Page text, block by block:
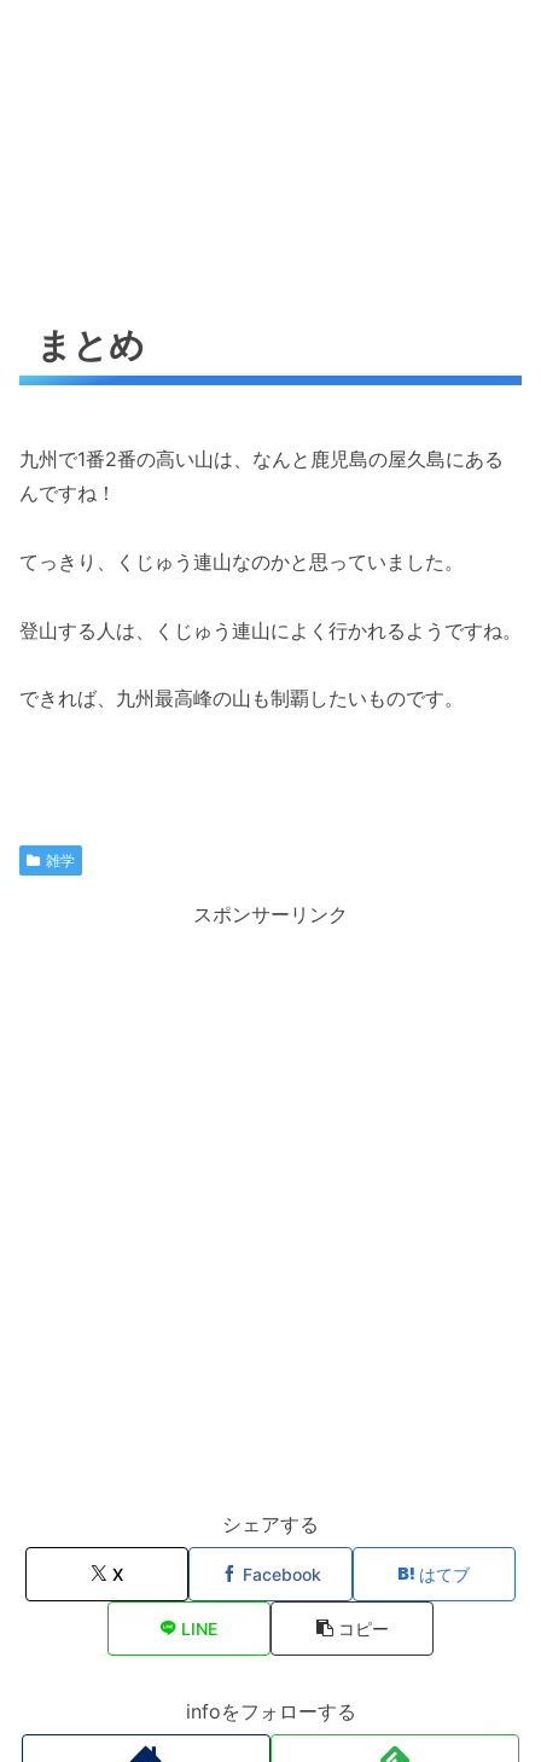
まとめ
九州で1番2番の高い山は、なんと鹿児島の屋久島にある
んですね！
てっきり、くじゅう連山なのかと思っていました。
登山する人は、くじゅう連山によく行かれるようですね。
できれば、九州最高峰の山も制覇したいものです。
雑学
スポンサーリンク
シェアする
X Facebook はてブ
LINE コピー
infoをフォローする